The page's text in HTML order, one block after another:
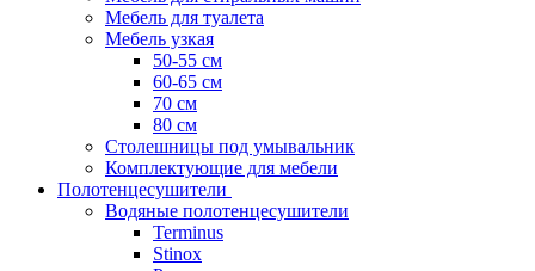
Мебель для туалета
Мебель узкая
50-55 см
60-65 см
70 см
80 см
Столешницы под умывальник
Комплектующие для мебели
Полотенцесушители
Водяные полотенцесушители
Terminus
Stinox